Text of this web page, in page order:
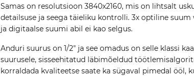
Samas on resolutsioon 3840x2160, mis on lihtsalt
detailsuse ja seega täieliku kontrolli. 3x optiline
ja digitaalse suumi abil ei kao selgus.
Anduri suurus on 1/2" ja see omadus on selle klassi
suurusele, sisseehitatud läbimõeldud
korraldada kvaliteetse saate ka sügaval pimedal ööl,